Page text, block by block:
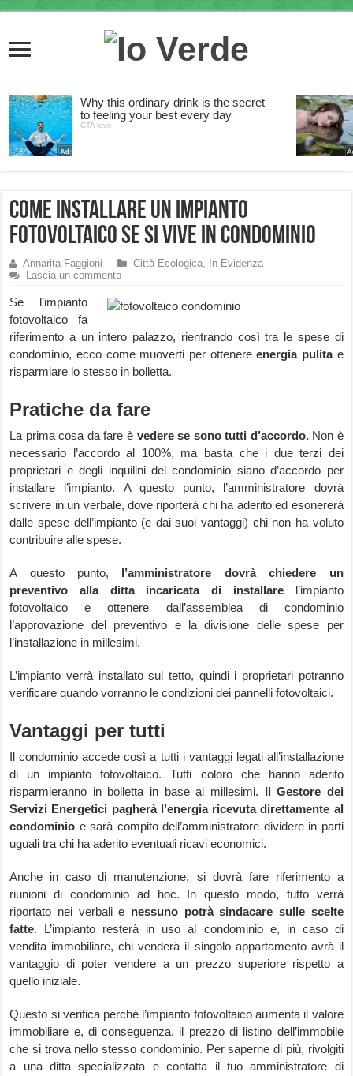
Come installare un impianto
Fotovoltaico se si vive in Condominio
Annarita Faggioni Città Ecologica,
In Evidenza
Lascia un commento
Se l’impianto
fotovoltaico fa
riferimento a un intero palazzo, rientrando così tra le spese di
condominio, ecco come muoverti per ottenereenergia pulitae
risparmiare lo stesso in bolletta.
Pratiche da fare
La prima cosa da fare è vedere se sono tutti d’accordo. Non è
necessario l’accordo al 100%, ma basta che i due terzi dei
proprietari e degli inquilini del condominio siano d’accordo per
installare l’impianto. A questo punto, l’amministratore dovrà
scrivere in un verbale, dove riporterà chi ha aderito ed esonererà
dalle spese dell’impianto (e dai suoi vantaggi) chi non ha voluto
contribuire alle spese.
A questo punto, l’amministratore dovrà chiedere un
preventivo alla ditta incaricata di installare l’impianto
fotovoltaico e ottenere dall’assemblea di condominio
l’approvazione del preventivo e la divisione delle spese per
l’installazione in millesimi.
L’impianto verrà installato sul tetto, quindi i proprietari potranno
verificare quando vorranno le condizioni dei pannelli fotovoltaici.
Vantaggi per tutti
Il condominio accede così a tutti i vantaggi legati all’installazione
di un impianto fotovoltaico. Tutti coloro che hanno aderito
risparmieranno in bolletta in base ai millesimi. Il Gestore dei
Servizi Energetici pagherà l’energia ricevuta direttamente al
condominio e sarà compito dell’amministratore dividere in parti
uguali tra chi ha aderito eventuali ricavi economici.
Anche in caso di manutenzione, si dovrà fare riferimento a
riunioni di condominio ad hoc. In questo modo, tutto verrà
riportato nei verbali e nessuno potrà sindacare sulle scelte
fatte. L’impianto resterà in uso al condominio e, in caso di
vendita immobiliare, chi venderà il singolo appartamento avrà il
vantaggio di poter vendere a un prezzo superiore rispetto a
quello iniziale.
Questo si verifica perché l’impianto fotovoltaico aumenta il valore
immobiliare e, di conseguenza, il prezzo di listino dell’immobile
che si trova nello stesso condominio. Per saperne di più, rivolgiti
a una ditta specializzata e contatta il tuo amministratore di